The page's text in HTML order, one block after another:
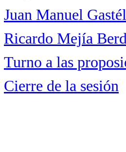
Juan Manuel
Ricardo Mejía
Turno a las
Cierre de la sesión